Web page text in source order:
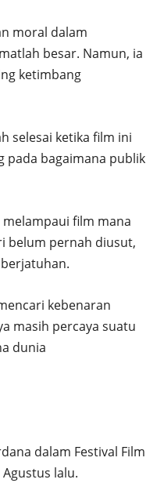
moral dalam
besar. Namun, ia
ketimbang
selesai ketika film ini
pada bagaimana publik
film mana
belum pernah diusut,
kebenaran
masih percaya suatu
dunia
dalam Festival Film
lalu.